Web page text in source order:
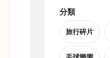
分類
旅行碎片